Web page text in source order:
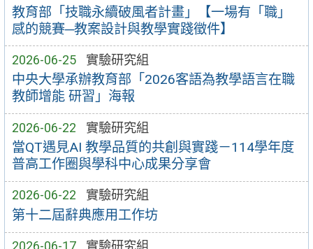
教育部「技職永續破風者計畫」【一場有「職」
感的競賽─教案設計與教學實踐徵件】
2026-06-25 實驗研究組
中央大學承辦教育部「2026客語為教學語言在職
教師增能 研習」海報
2026-06-22 實驗研究組
當QT遇見AI 教學品質的共創與實踐－114學年度
普高工作圈與學科中心成果分享會
2026-06-22 實驗研究組
第十二屆辭典應用工作坊
2026-06-17 實驗研究組